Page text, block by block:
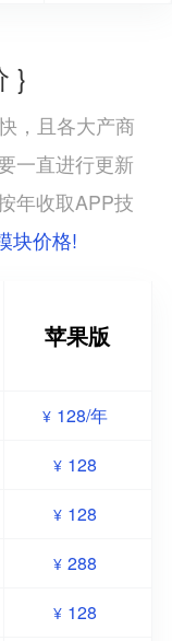
}
，且各大产商
一直进行更新
年收取APP技
块价格!
苹果版
¥ 128/年
¥ 128
¥ 128
¥ 288
¥ 128